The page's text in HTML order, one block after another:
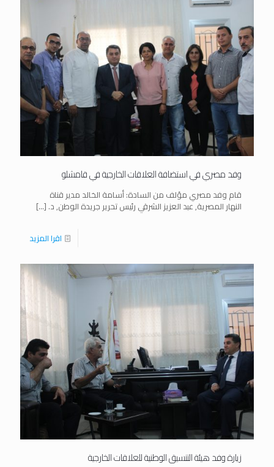
وفد مصري في استضافة العلاقات الخارجية في قامشلو
قام وفد مصري مؤلف من السادة: أسامة الخالد مدير قناة
النهار المصرية, عبد العزيز الشرقي رئيس تحرير جريدة الوطن, د. […]
اقرا المزيد
زيارة وفد هيئة التنسيق الوطنية للعلاقات الخارجية